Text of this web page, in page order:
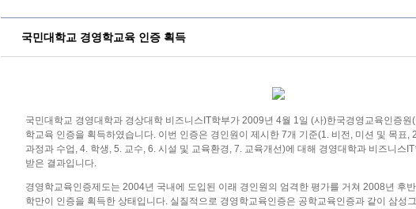
국민대학교 경영학교육 인증 획득
국민대학교 경영대학과 경상대학 비즈니스IT학부가 2009년 4월 1일 (사)한국경영교육인증원
학교육 인증을 획득하였습니다. 이번 인증은 경인원이 제시한 7개 기준(1. 비전, 미션 및 목표,
과정과 수업, 4. 학생, 5. 교수, 6. 시설 및 교육환경, 7. 교육개선)에 대해 경영대학과 비즈니스
받은 결과입니다.
경영학교육인증제도는 2004년 국내에 도입된 이래 경인원의 엄격한 평가를 거쳐 2008년 후
학만이 인증을 획득한 상태입니다. 실질적으로 경영학교육인증은 공학교육인증과 같이 삼성